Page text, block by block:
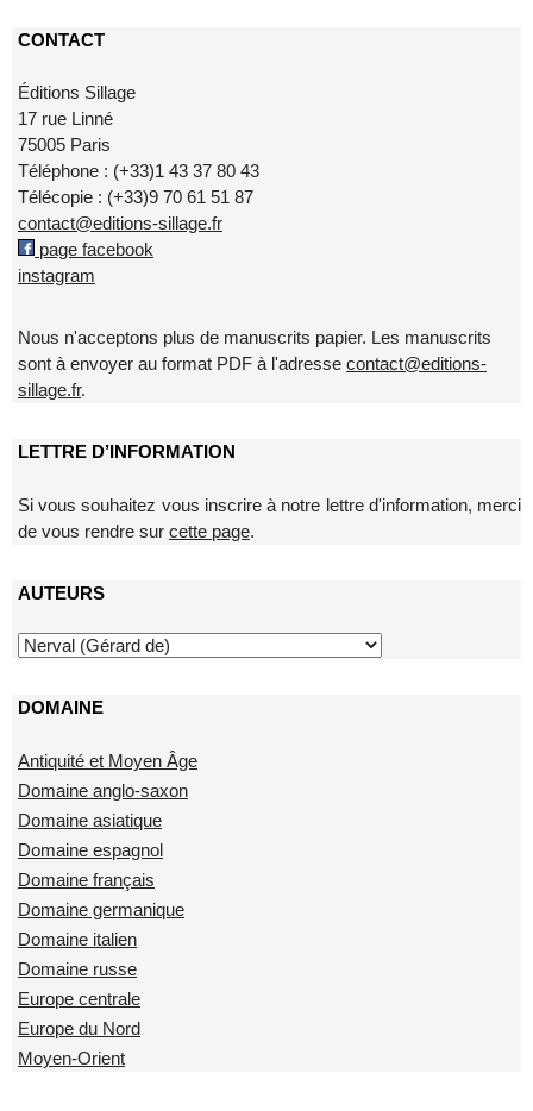
CONTACT
Éditions Sillage
17 rue Linné
75005 Paris
Téléphone : (+33)1 43 37 80 43
Télécopie : (+33)9 70 61 51 87
contact@editions-sillage.fr
page facebook
instagram
Nous n'acceptons plus de manuscrits papier. Les manuscrits
sont à envoyer au format PDF à l'adresse contact@editions-
sillage.fr.
LETTRE D’INFORMATION
Si vous souhaitez vous inscrire à notre lettre d'information, merci
de vous rendre sur cette page.
AUTEURS
DOMAINE
Antiquité et Moyen Âge
Domaine anglo-saxon
Domaine asiatique
Domaine espagnol
Domaine français
Domaine germanique
Domaine italien
Domaine russe
Europe centrale
Europe du Nord
Moyen-Orient